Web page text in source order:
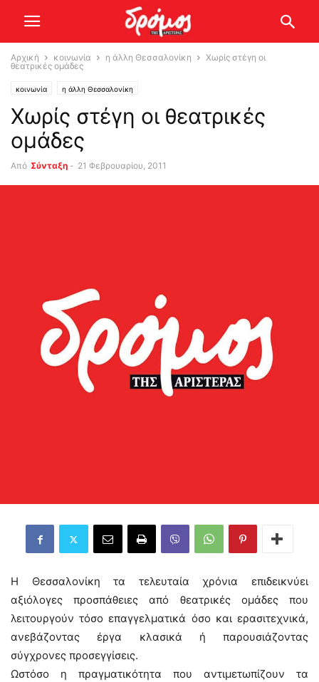
Αρχική κοινωνία η άλλη Θεσσαλονίκη
Χωρίς στέγη οι
θεατρικές ομάδες
κοινωνία η άλλη Θεσσαλονίκη
Χωρίς στέγη οι θεατρικές
ομάδες
Από Σύνταξη - 21 Φεβρουαρίου, 2011
Η Θεσσαλονίκη τα τελευταία χρόνια επιδεικνύει
αξιόλογες προσπάθειες από θεατρικές ομάδες που
λειτουργούν τόσο επαγγελματικά όσο και ερασιτεχνικά,
ανεβάζοντας έργα κλασικά ή παρουσιάζοντας
σύγχρονες προσεγγίσεις.
Ωστόσο η πραγματικότητα που αντιμετωπίζουν τα